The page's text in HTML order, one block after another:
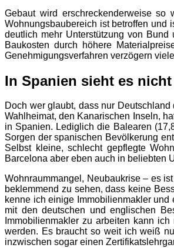
Gebaut wird erschreckenderweise
Wohnungsbaubereich ist betroffen und
deutlich mehr Unterstützung von
Baukosten durch höhere
Genehmigungsverfahren verzögern
In Spanien sieht es
Doch wer glaubt, dass nur
Wahlheimat, den Kanarischen Inseln,
in Spanien. Lediglich die Balearen
Sorgen der spanischen Bevölkerung
Selbst kleine, schlecht gepflegte
Barcelona aber eben auch in beliebten
Wohnraummangel, Neubaukrise – es
beklemmend zu sehen, dass keine
kenne ich einige Immobilienmakler
mit den deutschen und englischen
Immobilienmakler zu arbeiten kann
werden. Es braucht so weit ich weiß
inzwischen sogar einen